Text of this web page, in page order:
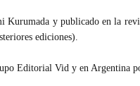
y publicado en la
ediciones).
Editorial Vid y en Argentina